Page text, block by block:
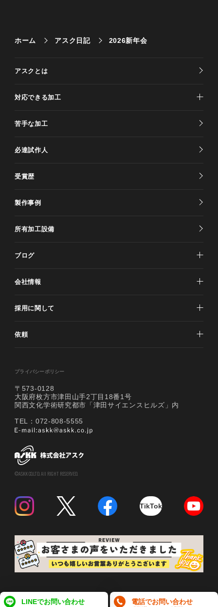
電話でお問い合わせ
LINEでお問い合わせ
ホーム アスク日記 2026新年会
アスクとは
対応できる加工
苦手な加工
必達試作人
受賞歴
製作事例
所有加工設備
ブログ
会社情報
採用に関して
依頼
プライバシーポリシー
〒573-0128
大阪府枚方市津田山手2丁目18番1号
関西文化学術研究都市「津田サイエンスヒルズ」内
TEL：072-808-5555
©ASKK CO.LTD. All RIGHT RESERVED.
TikTok